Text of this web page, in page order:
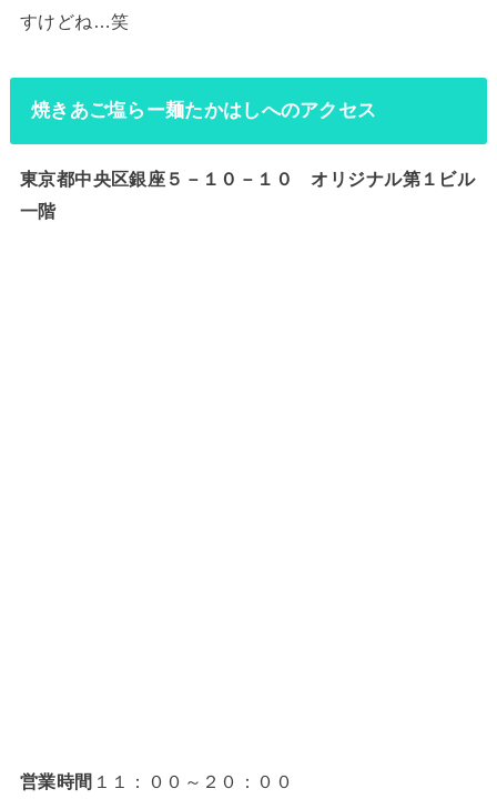
すけどね…笑
焼きあご塩らー麺たかはしへのアクセス
東京都中央区銀座５－１０－１０ オリジナル第１ビル
一階
営業時間 １１：００～２０：００